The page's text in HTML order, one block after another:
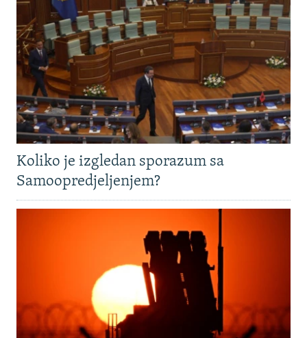
Koliko je izgledan sporazum sa
Samoopredjeljenjem?